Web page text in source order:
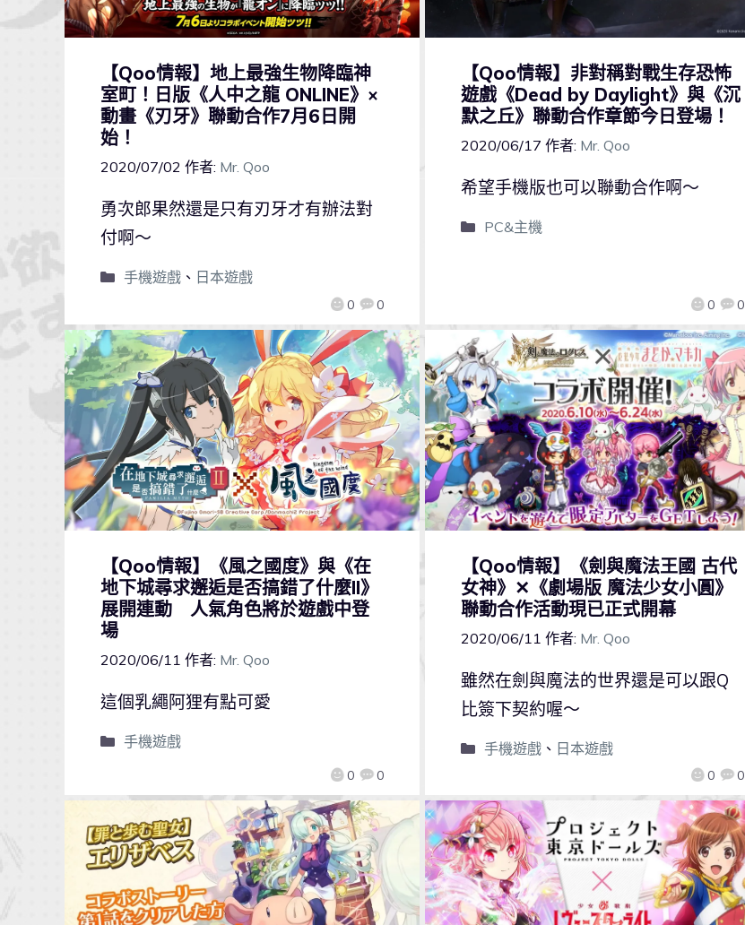
【Qoo情報】地上最強生物降臨神
室町！日版《人中之龍 ONLINE》×
動畫《刃牙》聯動合作7月6日開
始！
2020/07/02 作者: Mr. Qoo
0 0
勇次郎果然還是只有刃牙才有辦法對
付啊～
手機遊戲、 日本遊戲
【Qoo情報】非對稱對戰生存恐怖
遊戲《Dead by Daylight》與《沉
默之丘》聯動合作章節今日登場！
2020/06/17 作者: Mr. Qoo
0 0
希望手機版也可以聯動合作啊～
PC&主機
【Qoo情報】《風之國度》與《在
地下城尋求邂逅是否搞錯了什麼II》
展開連動 人氣角色將於遊戲中登
場
2020/06/11 作者: Mr. Qoo
0 0
這個乳繩阿狸有點可愛
手機遊戲
【Qoo情報】《劍與魔法王國 古代
女神》✕《劇場版 魔法少女小圓》
聯動合作活動現已正式開幕
2020/06/11 作者: Mr. Qoo
0 0
雖然在劍與魔法的世界還是可以跟Q
比簽下契約喔～
手機遊戲、 日本遊戲